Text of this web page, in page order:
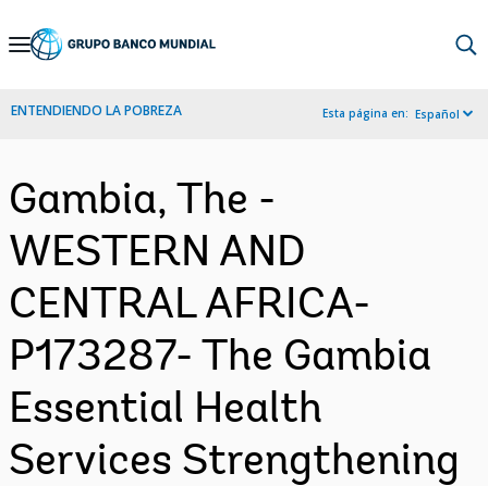
Skip
Navigation
ENTENDIENDO LA POBREZA Esta página en: Español
Gambia, The -
WESTERN AND
CENTRAL AFRICA-
P173287- The Gambia
Essential Health
Services Strengthening